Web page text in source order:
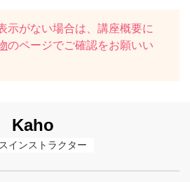
示がない場合は、講座概要に
のページでご確認をお願いい
Kaho
インストラクター